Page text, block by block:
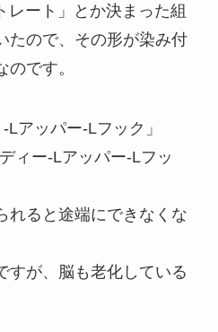
レート」とか決まった組
たので、その形が染み付
です。
Lアッパー-Lフック」
ィー-Lアッパー-Lフッ
れると途端にできなくな
すが、脳も老化している